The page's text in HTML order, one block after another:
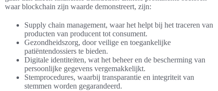
waar blockchain zijn waarde demonstreert, zijn:
Supply chain management, waar het helpt bij het traceren van
producten van producent tot consument.
Gezondheidszorg, door veilige en toegankelijke
patiëntendossiers te bieden.
Digitale identiteiten, wat het beheer en de bescherming van
persoonlijke gegevens vergemakkelijkt.
Stemprocedures, waarbij transparantie en integriteit van
stemmen worden gegarandeerd.